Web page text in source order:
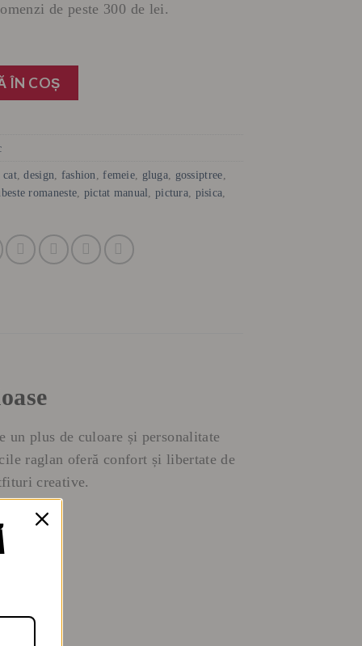
de peste 300 de lei.
ÎN COȘ
cat,design fashion ,femeie gluga gossiptree
romaneste pictat manual pictura pisica
plus de culoare și personalitate
raglan oferă confort și libertate de
creative.